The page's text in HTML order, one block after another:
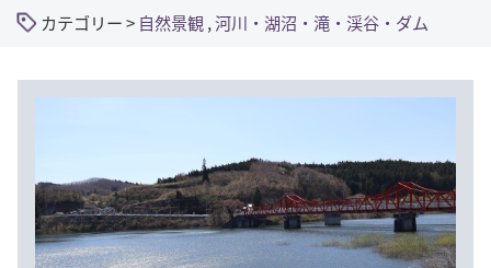
カテゴリー > 自然景観 ,河川・湖沼・滝・渓谷・ダム